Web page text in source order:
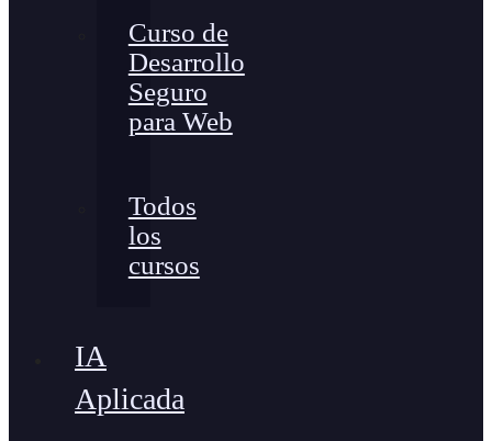
Curso de
Desarrollo
Seguro
para Web
Todos
los
cursos
IA
Aplicada